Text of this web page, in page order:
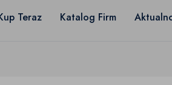
Teraz Katalog Firm